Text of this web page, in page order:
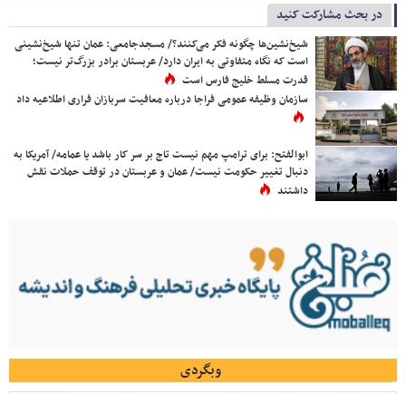
در بحث مشارکت کنید
شیخ‌نشین‌ها چگونه فکر می‌کنند؟/ مسجدجامعی: عمان تنها شیخ‌نشینی
است که نگاه متفاوتی به ایران دارد/ عربستان برادر بزرگ‌تر نیست؛
قدرت مسلط خلیج فارس است
سازمان وظیفه عمومی فراجا درباره معافیت سربازان فراری اطلاعیه داد
ابوالفتح: برای ترامپ مهم نیست تاج بر سر کار باشد یا عمامه/ آمریکا به
دنبال تغییر حکومت نیست/ عمان و عربستان در توقف حملات نقش
داشتند
وبگردی